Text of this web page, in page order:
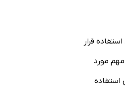
قرار
مورد
استفاده